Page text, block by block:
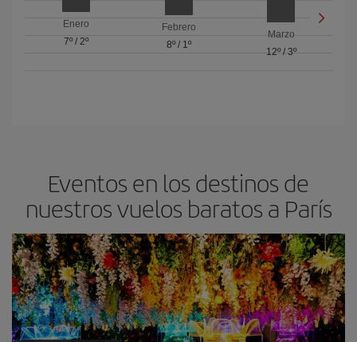
Enero
7º/ 2º
Febrero
8º/ 1º
Marzo
12º/ 3º
Eventos en los destinos de
nuestros vuelos baratos a París